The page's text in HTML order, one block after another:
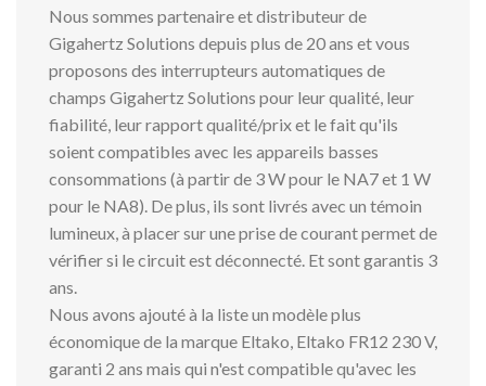
Nous sommes partenaire et distributeur de
Gigahertz Solutions depuis plus de 20 ans et vous
proposons des interrupteurs automatiques de
champs Gigahertz Solutions pour leur qualité, leur
fiabilité, leur rapport qualité/prix et le fait qu'ils
soient compatibles avec les appareils basses
consommations (à partir de 3 W pour le NA7 et 1 W
pour le NA8). De plus, ils sont livrés avec un témoin
lumineux, à placer sur une prise de courant permet de
vérifier si le circuit est déconnecté. Et sont garantis 3
ans.
Nous avons ajouté à la liste un modèle plus
économique de la marque Eltako, Eltako FR12 230 V,
garanti 2 ans mais qui n'est compatible qu'avec les